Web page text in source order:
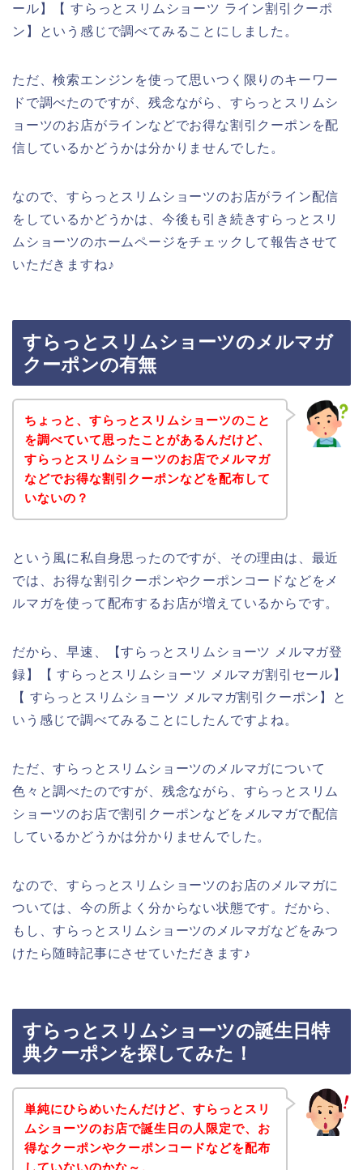
ール】【 すらっとスリムショーツ ライン割引クーポ
ン】という感じで調べてみることにしました。
ただ、検索エンジンを使って思いつく限りのキーワー
ドで調べたのですが、残念ながら、すらっとスリムシ
ョーツのお店がラインなどでお得な割引クーポンを配
信しているかどうかは分かりませんでした。
なので、すらっとスリムショーツのお店がライン配信
をしているかどうかは、今後も引き続きすらっとスリ
ムショーツのホームページをチェックして報告させて
いただきますね♪
すらっとスリムショーツのメルマガ
クーポンの有無
ちょっと、すらっとスリムショーツのこと
を調べていて思ったことがあるんだけど、
すらっとスリムショーツのお店でメルマガ
などでお得な割引クーポンなどを配布して
いないの？
という風に私自身思ったのですが、その理由は、最近
では、お得な割引クーポンやクーポンコードなどをメ
ルマガを使って配布するお店が増えているからです。
だから、早速、【すらっとスリムショーツ メルマガ登
録】【 すらっとスリムショーツ メルマガ割引セール】
【 すらっとスリムショーツ メルマガ割引クーポン】と
いう感じで調べてみることにしたんですよね。
ただ、すらっとスリムショーツのメルマガについて
色々と調べたのですが、残念ながら、すらっとスリム
ショーツのお店で割引クーポンなどをメルマガで配信
しているかどうかは分かりませんでした。
なので、すらっとスリムショーツのお店のメルマガに
ついては、今の所よく分からない状態です。だから、
もし、すらっとスリムショーツのメルマガなどをみつ
けたら随時記事にさせていただきます♪
すらっとスリムショーツの誕生日特
典クーポンを探してみた！
単純にひらめいたんだけど、すらっとスリ
ムショーツのお店で誕生日の人限定で、お
得なクーポンやクーポンコードなどを配布
していないのかな～。